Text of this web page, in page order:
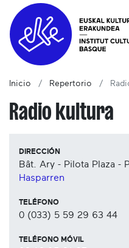
Inicio Repertorio
Radio kultura
DIRECCIÓN
Bât. Ary - Pilota Plaza -
Hasparren
TELÉFONO
0 (033) 5 59 29 63 44
TELÉFONO MÓVIL